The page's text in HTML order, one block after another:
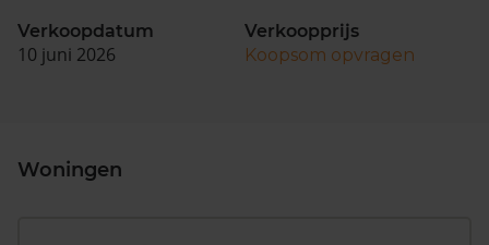
Verkoopdatum
10 juni 2026
Verkoopprijs
Koopsom opvragen
Woningen